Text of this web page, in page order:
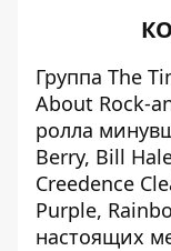
Группа The
About Rock-
ролла
Berry, Bill
Creedence
Purple,
настоящих